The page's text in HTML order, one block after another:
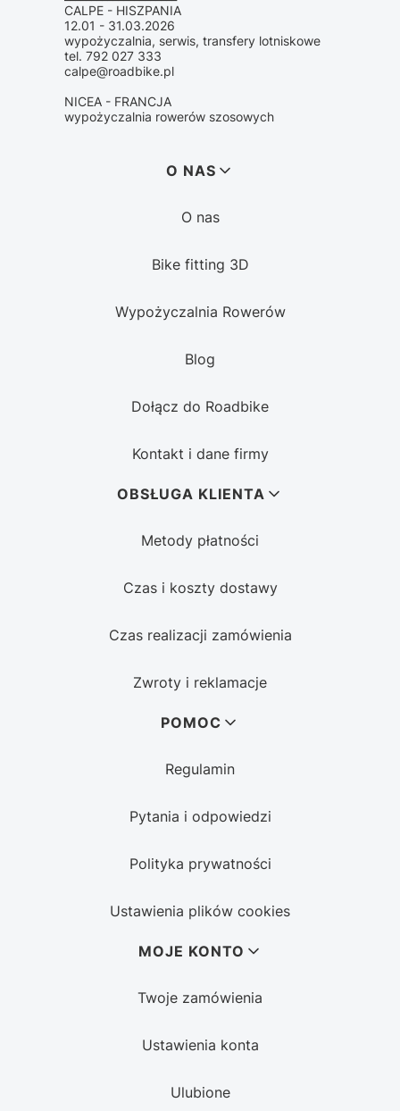
CALPE - HISZPANIA
12.01 - 31.03.2026
wypożyczalnia, serwis, transfery lotniskowe
tel. 792 027 333
calpe@roadbike.pl
NICEA - FRANCJA
wypożyczalnia rowerów szosowych
O NAS
O nas
Bike fitting 3D
Wypożyczalnia Rowerów
Blog
Dołącz do Roadbike
Kontakt i dane firmy
OBSŁUGA KLIENTA
Metody płatności
Czas i koszty dostawy
Czas realizacji zamówienia
Zwroty i reklamacje
POMOC
Regulamin
Pytania i odpowiedzi
Polityka prywatności
Ustawienia plików cookies
MOJE KONTO
Twoje zamówienia
Ustawienia konta
Ulubione